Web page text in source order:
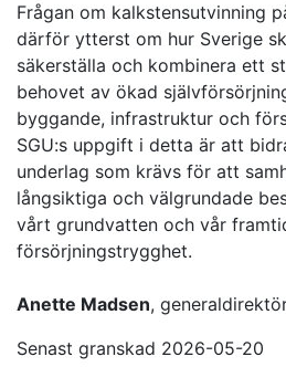
Frågan om kalkstensutvinning
därför ytterst om hur Sverige
säkerställa och kombinera ett
behovet av ökad
byggande, infrastruktur och
SGU:s uppgift i detta är att
underlag som krävs för att
långsiktiga och välgrundade
vårt grundvatten och vår
försörjningstrygghet.
Anette Madsen,
Senast granskad 2026-05-20